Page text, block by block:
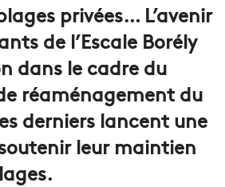
privées… L’avenir
de l’Escale Borély
dans le cadre du
réaménagement du
derniers lancent une
leur maintien